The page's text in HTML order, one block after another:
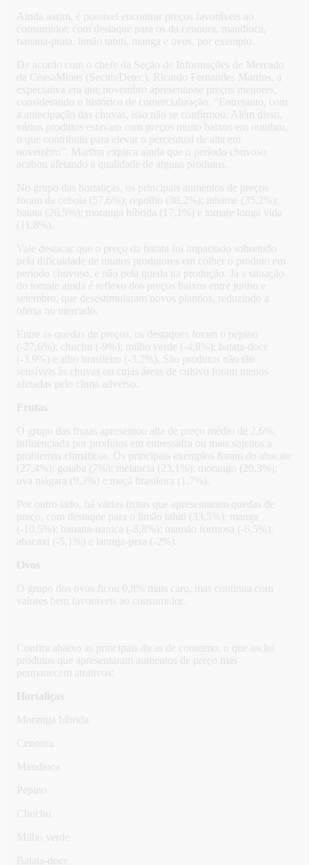
Ainda assim, é possível encontrar preços favoráveis ao
consumidor, com destaque para os da cenoura, mandioca,
banana-prata, limão tahiti, manga e ovos, por exemplo.
De acordo com o chefe da Seção de Informações de Mercado
da CeasaMinas (Secim/Detec), Ricardo Fernandes Martins, a
expectativa era que novembro apresentasse preços menores,
considerando o histórico de comercialização. “Entretanto, com
a antecipação das chuvas, isso não se confirmou. Além disso,
vários produtos estavam com preços muito baixos em outubro,
o que contribuiu para elevar o percentual de alta em
novembro”. Martins explica ainda que o período chuvoso
acabou afetando a qualidade de alguns produtos.
No grupo das hortaliças, os principais aumentos de preços
foram da cebola (57,6%); repolho (38,2%); inhame (35,2%);
batata (26,5%); moranga híbrida (17,1%) e tomate longa vida
(11,8%).
Vale destacar que o preço da batata foi impactado sobretudo
pela dificuldade de muitos produtores em colher o produto em
período chuvoso, e não pela queda na produção. Já a situação
do tomate ainda é reflexo dos preços baixos entre junho e
setembro, que desestimularam novos plantios, reduzindo a
oferta no mercado.
Entre as quedas de preços, os destaques foram o pepino
(-27,6%); chuchu (-9%); milho verde (-4,8%); batata-doce
(-3,9%) e alho brasileiro (-3,2%). São produtos não tão
sensíveis às chuvas ou cujas áreas de cultivo foram menos
afetadas pelo clima adverso.
Frutas
O grupo das frutas apresentou alta de preço médio de 2,6%,
influenciada por produtos em entressafra ou mais sujeitos a
problemas climáticos. Os principais exemplos foram do abacate
(27,4%); goiaba (7%); melancia (23,1%); morango (20,3%);
uva niágara (9,3%) e maçã brasileira (1,7%).
Por outro lado, há várias frutas que apresentaram quedas de
preço, com destaque para o limão tahiti (33,5%); manga
(-10,5%); banana-nanica (-8,8%); mamão formosa (-6,5%);
abacaxi (-5,1%) e laranja-pera (-2%).
Ovos
O grupo dos ovos ficou 0,8% mais caro, mas continua com
valores bem favoráveis ao consumidor.
Confira abaixo as principais dicas de consumo, o que inclui
produtos que apresentaram aumentos de preço mas
permanecem atrativos:
Hortaliças
Moranga híbrida
Cenoura
Mandioca
Pepino
Chuchu
Milho verde
Batata-doce